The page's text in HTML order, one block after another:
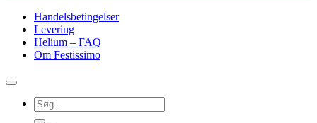
Handelsbetingelser
Levering
Helium – FAQ
Om Festissimo
Søg
efter: